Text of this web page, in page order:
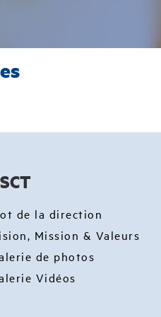
de la direction
Mission & Valeurs
de photos
Vidéos